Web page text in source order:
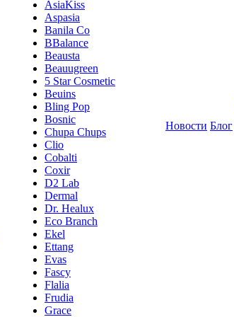
AsiaKiss
Aspasia
Banila Co
BBalance
Beausta
Beauugreen
5 Star Cosmetic
Beuins
Bling Pop
Bosnic
Chupa Chups
Clio
Cobalti
Coxir
D2 Lab
Dermal
Dr. Healux
Eco Branch
Ekel
Ettang
Evas
Fascy
Flalia
Frudia
Grace
Новости Блог